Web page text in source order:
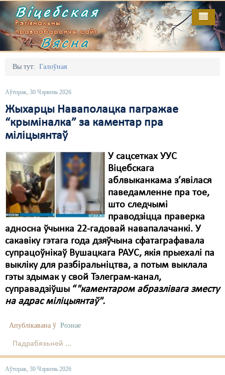
Віцебская
Рэгіянальны
праваабарончы сайт
Вясна
Вы тут: Галоўная
Аўторак, 30 Чэрвень 2026
Жыхарцы Наваполацка пагражае
“крыміналка” за каментар пра
міліцыянтаў
У сацсетках УУС
Віцебскага
аблвыканкама з’явілася
паведамленне пра тое,
што следчымі
праводзіцца праверка
адносна ўчынка 22-гадовай навапалачанкі. У
сакавіку гэтага года дзяўчына сфатаграфавала
супрацоўнікаў Вушацкага РАУС, якія прыехалі па
выкліку для разбіральніцтва, а потым выклала
гэты здымак у свой Тэлеграм-канал,
суправадзіўшы “"каментаром абразлівага зместу
на адрас міліцыянтаў".
Апублікавана ў Рознае
Падрабязьней ...
Аўторак, 30 Чэрвень 2026
Галоўная
Адміністрацыйны перасьлед
Безбар'ернае асяродзьдзе
Выбары
Дзяржава
Дыскрымінацыя
Затрыманьні
Карная псыхіятрыя
КПЧ ААН
Культурныя правы
ЛПП
Мігранты
Мірныя сходы
Палітвязьні
Праваабаронцы
Выданьні
Кантакт
Пра нас